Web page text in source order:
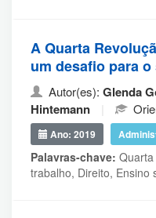
A Quarta
um desafio para
Autor(es): Glenda
Hintemann
Ano: 2019
Palavras-chave:
trabalho, Direito, Ensino